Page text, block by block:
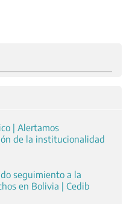
| Alertamos
de la institucionalidad
seguimiento a la
en Bolivia | Cedib